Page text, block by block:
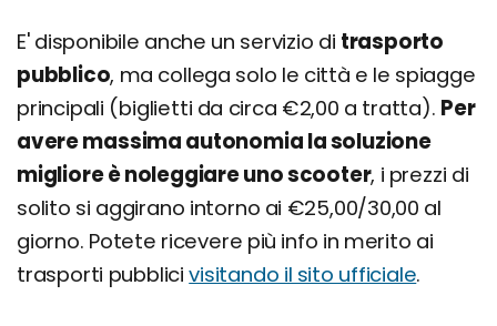
E' disponibile anche un servizio di trasporto
pubblico, ma collega solo le città e le spiagge
principali (biglietti da circa €2,00 a tratta). Per
avere massima autonomia la soluzione
migliore è noleggiare uno scooter, i prezzi di
solito si aggirano intorno ai €25,00/30,00 al
giorno. Potete ricevere più info in merito ai
trasporti pubblicivisitando il sito ufficiale.